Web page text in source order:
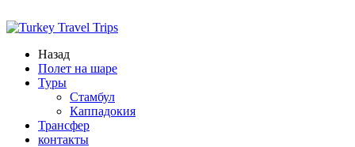
Назад
Полет на шаре
Туры
Стамбул
Каппадокия
Трансфер
контакты